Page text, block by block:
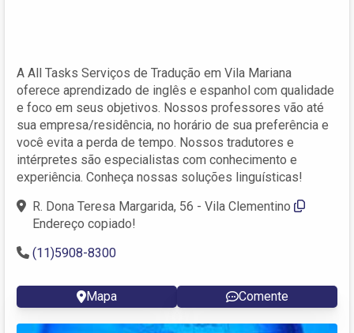
A All Tasks Serviços de Tradução em Vila Mariana
oferece aprendizado de inglês e espanhol com qualidade
e foco em seus objetivos. Nossos professores vão até
sua empresa/residência, no horário de sua preferência e
você evita a perda de tempo. Nossos tradutores e
intérpretes são especialistas com conhecimento e
experiência. Conheça nossas soluções linguísticas!
R. Dona Teresa Margarida, 56 - Vila Clementino
Endereço copiado!
(11)5908-8300
Mapa Comente